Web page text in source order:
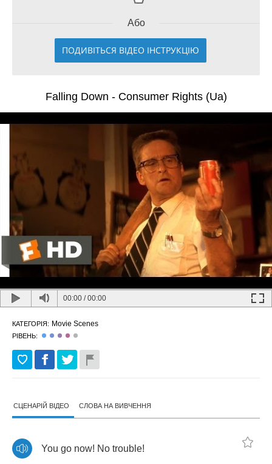
Або
ПОДИВІТЬСЯ ВІДЕО ІНСТРУКЦІЮ
Falling Down - Consumer Rights (Ua)
00:00 /00:00
КАТЕГОРІЯ: Movie Scenes
РІВЕНЬ:
СЦЕНАРІЙ ВІДЕО СЛОВА НА ВИВЧЕННЯ
You go now! No trouble!